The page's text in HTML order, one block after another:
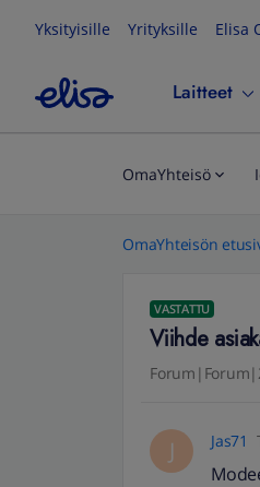
Yksityisille Yrityksille Elisa
Laitteet
OmaYhteisö
OmaYhteisön
VASTATTU
Viihde
J Jas71